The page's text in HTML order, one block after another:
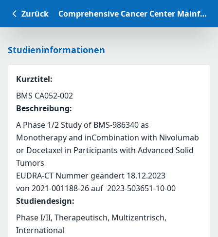
Zurück Comprehensive Cancer Center Mainfranken Studiendatenbank
Studieninformationen
Kurztitel:
BMS CA052-002
Beschreibung:
A Phase 1/2 Study of BMS-986340 as
Monotherapy and inCombination with Nivolumab
or Docetaxel in Participants with Advanced Solid
Tumors
EUDRA-CT Nummer geändert 18.12.2023
von 2021-001188-26 auf  2023-503651-10-00
Studiendesign:
Phase I/II, Therapeutisch, Multizentrisch,
International